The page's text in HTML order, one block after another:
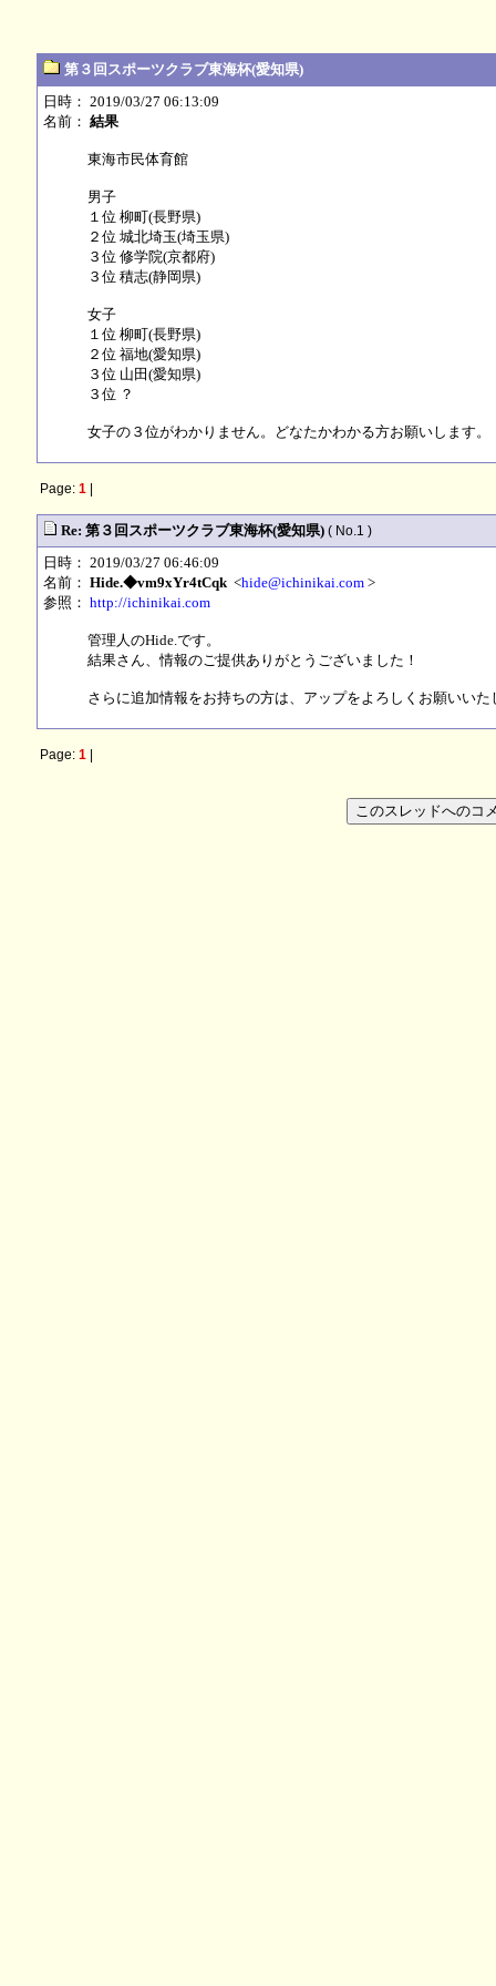
第３回スポーツクラブ東海杯(愛知県)
日時： 2019/03/27 06:13:09
名前： 結果
東海市民体育館
男子
１位 柳町(長野県)
２位 城北埼玉(埼玉県)
３位 修学院(京都府)
３位 積志(静岡県)
女子
１位 柳町(長野県)
２位 福地(愛知県)
３位 山田(愛知県)
３位 ？
女子の３位がわかりません。どなたかわかる方お願いします。
Page: 1|
Re: 第３回スポーツクラブ東海杯(愛知県) ( No.1 )
日時： 2019/03/27 06:46:09
名前： Hide.◆vm9xYr4tCqk<hide@ichinikai.com >
参照： http://ichinikai.com
管理人のHide.です。
結果さん、情報のご提供ありがとうございました！
さらに追加情報をお持ちの方は、アップをよろしくお願いいた
Page: 1|